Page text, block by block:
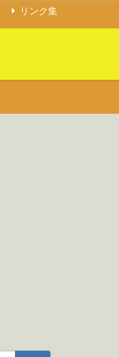
リンク集